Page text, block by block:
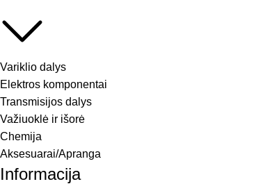
Variklio dalys
Elektros komponentai
Transmisijos dalys
Važiuoklė ir išorė
Chemija
Aksesuarai/Apranga
Informacija